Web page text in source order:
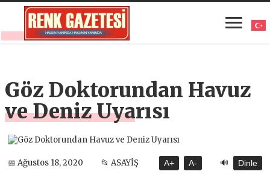
Göz Doktorundan Havuz
ve Deniz Uyarısı
📅 Ağustos 18, 2020 📂 ASAYİŞ A+ A- 🔊 Dinle